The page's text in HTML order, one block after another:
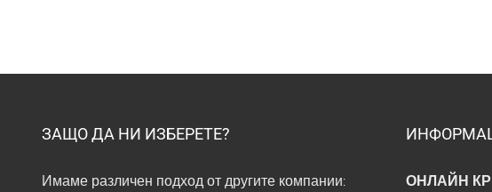
ЗАЩО ДА НИ ИЗБЕРЕТЕ?
Имаме различен подход от другите компании:
ОНЛАЙН